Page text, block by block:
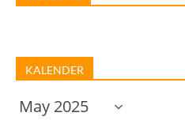
KALENDER